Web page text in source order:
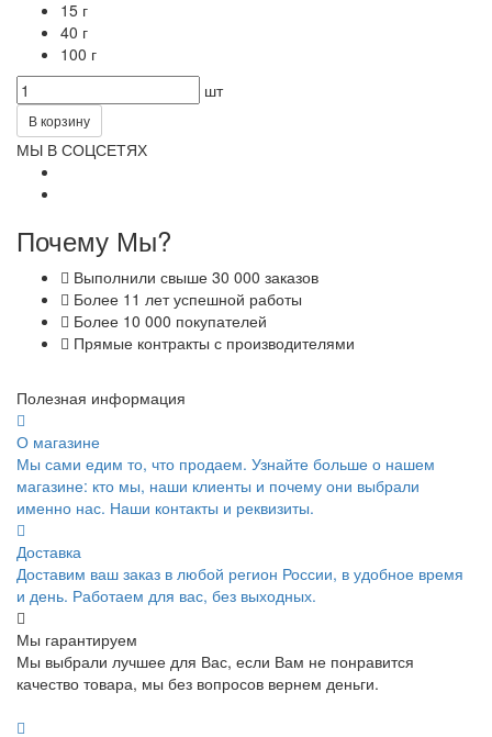
15 г
40 г
100 г
шт
В корзину
МЫ В СОЦСЕТЯХ
Почему Мы?
Выполнили свыше 30 000 заказов
Более 11 лет успешной работы
Более 10 000 покупателей
Прямые контракты с производителями
Полезная информация
О магазине
Мы сами едим то, что продаем. Узнайте больше о нашем
магазине: кто мы, наши клиенты и почему они выбрали
именно нас. Наши контакты и реквизиты.
Доставка
Доставим ваш заказ в любой регион России, в удобное время
и день. Работаем для вас, без выходных.
Мы гарантируем
Мы выбрали лучшее для Вас, если Вам не понравится
качество товара, мы без вопросов вернем деньги.